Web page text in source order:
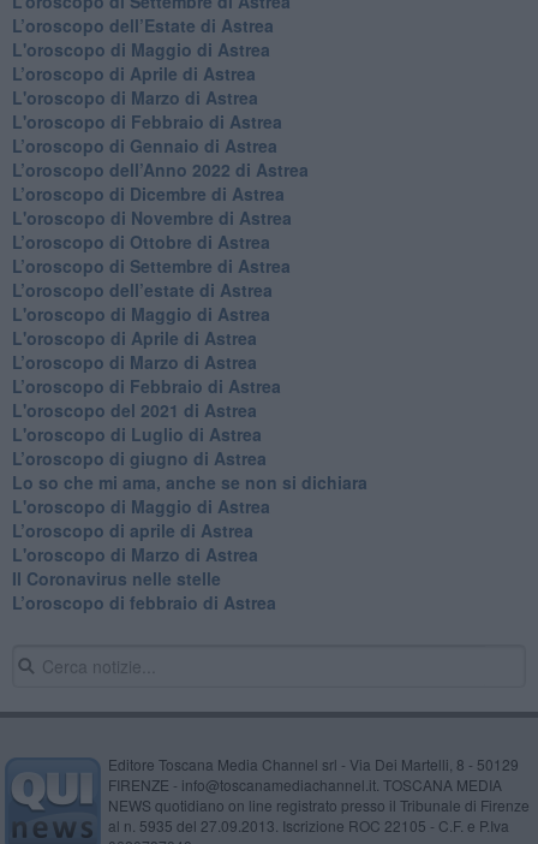
​L’oroscopo dell’Estate di Astrea
L'oroscopo di Maggio di Astrea
​L’oroscopo di Aprile di Astrea
L'oroscopo di Marzo di Astrea
L'oroscopo di Febbraio di Astrea
​L’oroscopo di Gennaio di Astrea
​L’oroscopo dell’Anno 2022 di Astrea
​L’oroscopo di Dicembre di Astrea
L'oroscopo di Novembre di Astrea
​L’oroscopo di Ottobre di Astrea
​L’oroscopo di Settembre di Astrea
L’oroscopo dell’estate di Astrea
L'oroscopo di Maggio di Astrea
L'oroscopo di Aprile di Astrea
​L’oroscopo di Marzo di Astrea
​L’oroscopo di Febbraio di Astrea
L'oroscopo del 2021 di Astrea
L'oroscopo di Luglio di Astrea
​L’oroscopo di giugno di Astrea
​Lo so che mi ama, anche se non si dichiara
L'oroscopo di Maggio di Astrea
​L’oroscopo di aprile di Astrea
L'oroscopo di Marzo di Astrea
Il Coronavirus nelle stelle
​L’oroscopo di febbraio di Astrea
Editore Toscana Media Channel srl - Via Dei Martelli, 8 - 50129
FIRENZE - info@toscanamediachannel.it. TOSCANA MEDIA
NEWS quotidiano on line registrato presso il Tribunale di Firenze
al n. 5935 del 27.09.2013. Iscrizione ROC 22105 - C.F. e P.Iva